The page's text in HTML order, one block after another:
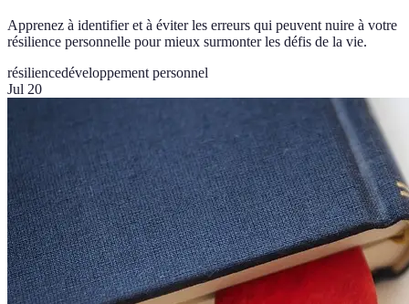
Apprenez à identifier et à éviter les erreurs qui peuvent nuire à votre
résilience personnelle pour mieux surmonter les défis de la vie.
résiliencedéveloppement personnel
Jul 20